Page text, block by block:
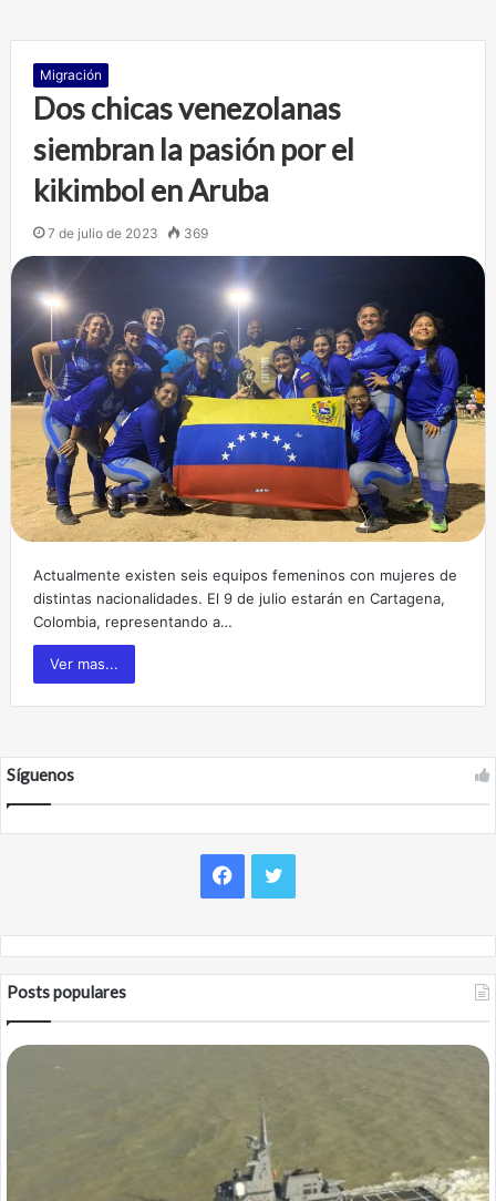
Migración
Dos chicas venezolanas
siembran la pasión por el
kikimbol en Aruba
7 de julio de 2023 369
Actualmente existen seis equipos femeninos con mujeres de
distintas nacionalidades. El 9 de julio estarán en Cartagena,
Colombia, representando a…
Ver mas...
Síguenos
k
Posts populares